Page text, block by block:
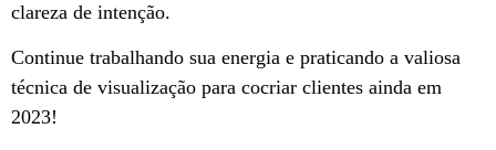
clareza de intenção.
Continue trabalhando sua energia e praticando a valiosa
técnica de visualização para cocriar clientes ainda em
2023!